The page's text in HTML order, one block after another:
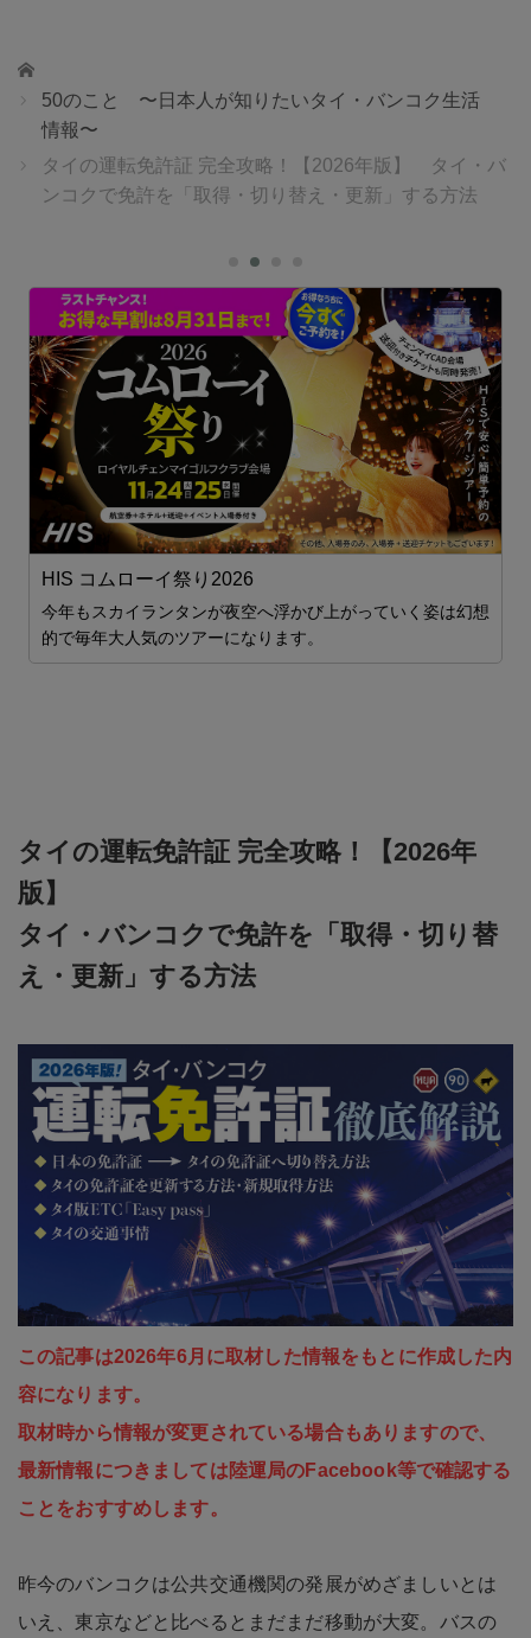
ホーム
50のこと 〜日本人が知りたいタイ・バンコク生活
情報〜
タイの運転免許証 完全攻略！【2026年版】 タイ・バ
ンコクで免許を「取得・切り替え・更新」する方法
HIS コムローイ祭り2026
今年もスカイランタンが夜空へ浮かび上がっていく姿は幻想
的で毎年大人気のツアーになります。
タイの運転免許証 完全攻略！【2026年
版】
タイ・バンコクで免許を「取得・切り替
え・更新」する方法
この記事は2026年6月に取材した情報をもとに作成した内
容になります。
取材時から情報が変更されている場合もありますので、
最新情報につきましては陸運局のFacebook等で確認する
ことをおすすめします。
昨今のバンコクは公共交通機関の発展がめざましいとは
いえ、東京などと比べるとまだまだ移動が大変。バスの